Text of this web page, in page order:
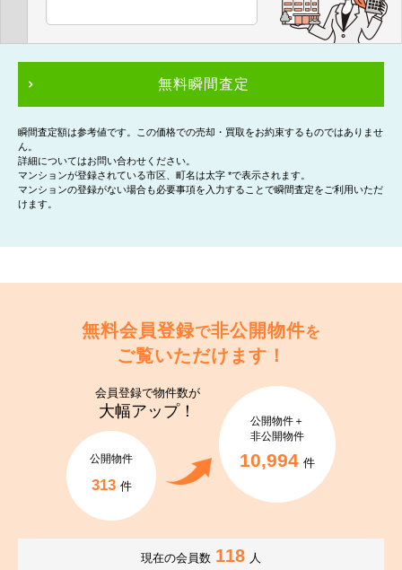
無料瞬間査定
瞬間査定額は参考値です。この価格での売却・買取をお約束するものではありませ
ん。
詳細についてはお問い合わせください。
マンションが登録されている市区、町名は太字 *で表示されます。
マンションの登録がない場合も必要事項を入力することで瞬間査定をご利用いただ
けます。
無料会員登録で非公開物件を
ご覧いただけます！
会員登録で物件数が
大幅アップ！
公開物件
313 件
公開物件＋
非公開物件
10,994 件
現在の会員数 118 人